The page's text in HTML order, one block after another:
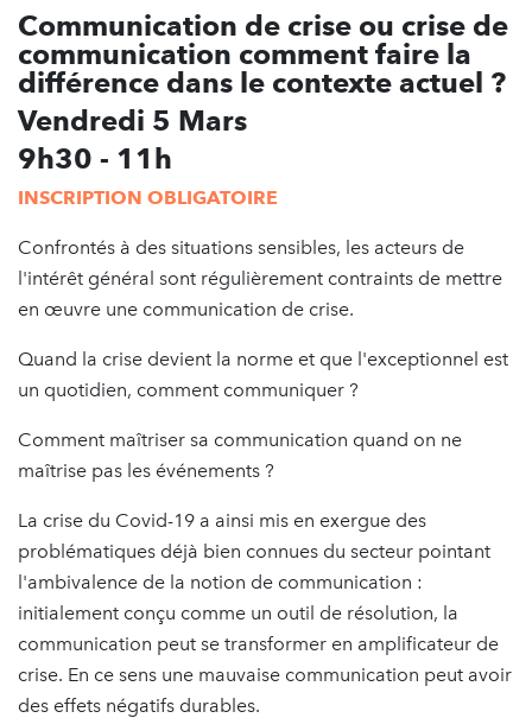
Communication de crise ou crise de
communication comment faire la
différence dans le contexte actuel ?
Vendredi 5 Mars
9h30 - 11h
INSCRIPTION OBLIGATOIRE
Confrontés à des situations sensibles, les acteurs de
l'intérêt général sont régulièrement contraints de mettre
en œuvre une communication de crise.
Quand la crise devient la norme et que l'exceptionnel est
un quotidien, comment communiquer ?
Comment maîtriser sa communication quand on ne
maîtrise pas les événements ?
La crise du Covid-19 a ainsi mis en exergue des
problématiques déjà bien connues du secteur pointant
l'ambivalence de la notion de communication :
initialement conçu comme un outil de résolution, la
communication peut se transformer en amplificateur de
crise. En ce sens une mauvaise communication peut avoir
des effets négatifs durables.